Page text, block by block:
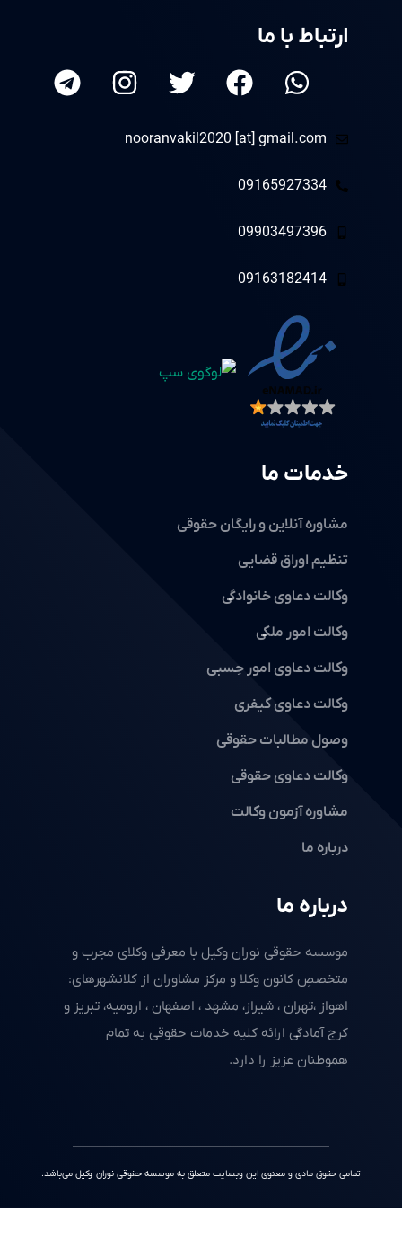
درباره ما
موسسه حقوقی نوران وکیل با معرفی وکلای مجرب و
متخصصِ کانون وکلا و مرکز مشاوران از کلانشهرهای:
اهواز ،تهران ، شیراز، مشهد ، اصفهان ، ارومیه، تبریز و
کرج آمادگی ارائه کلیه خدمات حقوقی به تمام
هموطنان عزیز را دارد.
خدمات ما
مشاوره آنلاین و رایگان حقوقی
تنظیم اوراق قضایی
وکالت دعاوی خانوادگی
وکالت امور ملکی
وکالت دعاوی امور حِسبی
وکالت دعاوی کیفری
وصول مطالبات حقوقی
وکالت دعاوی حقوقی
مشاوره آزمون وکالت
درباره ما
ارتباط با ما
nooranvakil2020 [at] gmail.com
09165927334
09903497396
09163182414
تمامی حقوق مادی و معنوی این وبسایت متعلق به موسسه حقوقی نوران وکیل می‌باشد.